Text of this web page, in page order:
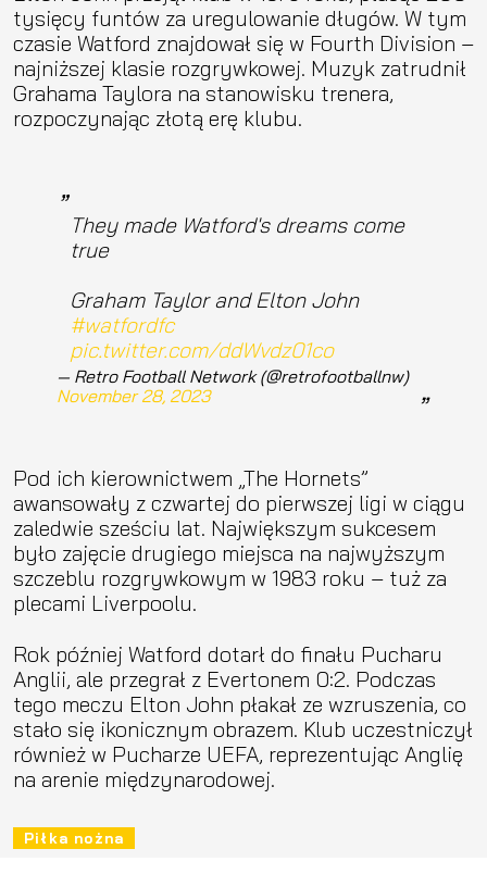
tysięcy funtów za uregulowanie długów. W tym
czasie Watford znajdował się w Fourth Division –
najniższej klasie rozgrywkowej. Muzyk zatrudnił
Grahama Taylora na stanowisku trenera,
rozpoczynając złotą erę klubu.
They made Watford's dreams come
true
Graham Taylor and Elton John
#watfordfc
pic.twitter.com/ddWvdz01co
— Retro Football Network (@retrofootballnw)
November 28, 2023
Pod ich kierownictwem „The Hornets”
awansowały z czwartej do pierwszej ligi w ciągu
zaledwie sześciu lat. Największym sukcesem
było zajęcie drugiego miejsca na najwyższym
szczeblu rozgrywkowym w 1983 roku – tuż za
plecami Liverpoolu.
Rok później Watford dotarł do finału Pucharu
Anglii, ale przegrał z Evertonem 0:2. Podczas
tego meczu Elton John płakał ze wzruszenia, co
stało się ikonicznym obrazem. Klub uczestniczył
również w Pucharze UEFA, reprezentując Anglię
na arenie międzynarodowej.
Piłka nożna